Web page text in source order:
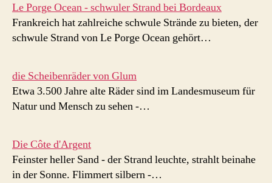
Le Porge Ocean - schwuler Strand bei Bordeaux
Frankreich hat zahlreiche schwule Strände zu bieten, der
schwule Strand von Le Porge Ocean gehört…
die Scheibenräder von Glum
Etwa 3.500 Jahre alte Räder sind im Landesmuseum für
Natur und Mensch zu sehen -…
Die Côte d'Argent
Feinster heller Sand - der Strand leuchte, strahlt beinahe
in der Sonne. Flimmert silbern -…